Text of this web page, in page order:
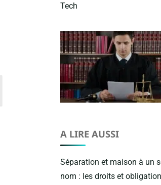
Tech
A LIRE AUSSI
Séparation et maison à un
nom : les droits et